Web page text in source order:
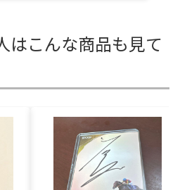
はこんな商品も見て